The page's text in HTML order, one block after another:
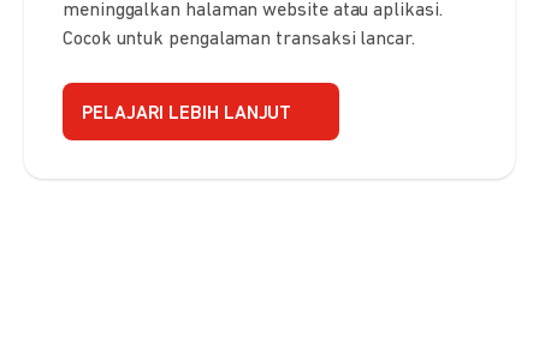
meninggalkan halaman website atau aplikasi.
Cocok untuk pengalaman transaksi lancar.
PELAJARI LEBIH LANJUT